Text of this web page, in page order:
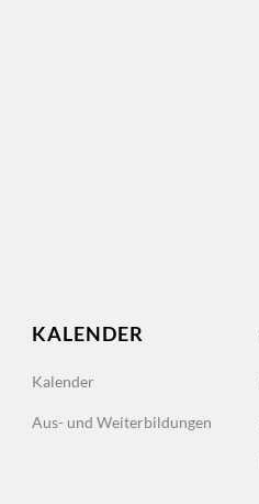
KALENDER
Kalender
Aus- und Weiterbildungen